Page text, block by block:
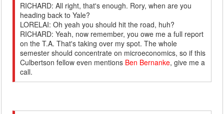
RICHARD: All right, that's enough. Rory, when are you
heading back to Yale?
LORELAI: Oh yeah you should hit the road, huh?
RICHARD: Yeah, now remember, you owe me a full report
on the T.A. That's taking over my spot. The whole
semester should concentrate on microeconomics, so if this
Culbertson fellow even mentions Ben Bernanke, give me a
call.